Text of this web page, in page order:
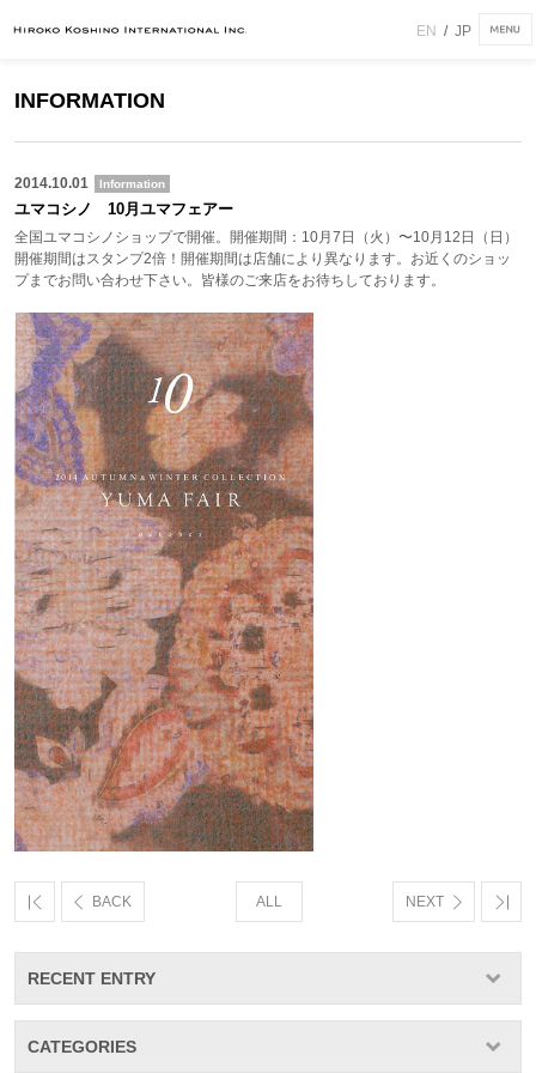
EN / JP
INFORMATION
2014.10.01 Information
ユマコシノ 10月ユマフェアー
全国ユマコシノショップで開催。開催期間：10月7日（火）〜10月12日（日）
開催期間はスタンプ2倍！開催期間は店舗により異なります。お近くのショッ
プまでお問い合わせ下さい。皆様のご来店をお待ちしております。
BACK NEXT
ALL